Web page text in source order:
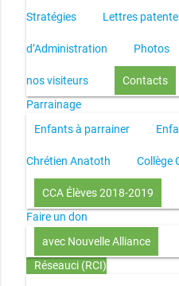
Stratégies Lettres
d’Administration Photos
nos visiteurs
Contacts
Parrainage
Enfants à parrainer
Chrétien Anatoth Collège
CCA Élèves 2018-2019
Faire un don
avec Nouvelle Alliance
Réseauci (RCI)